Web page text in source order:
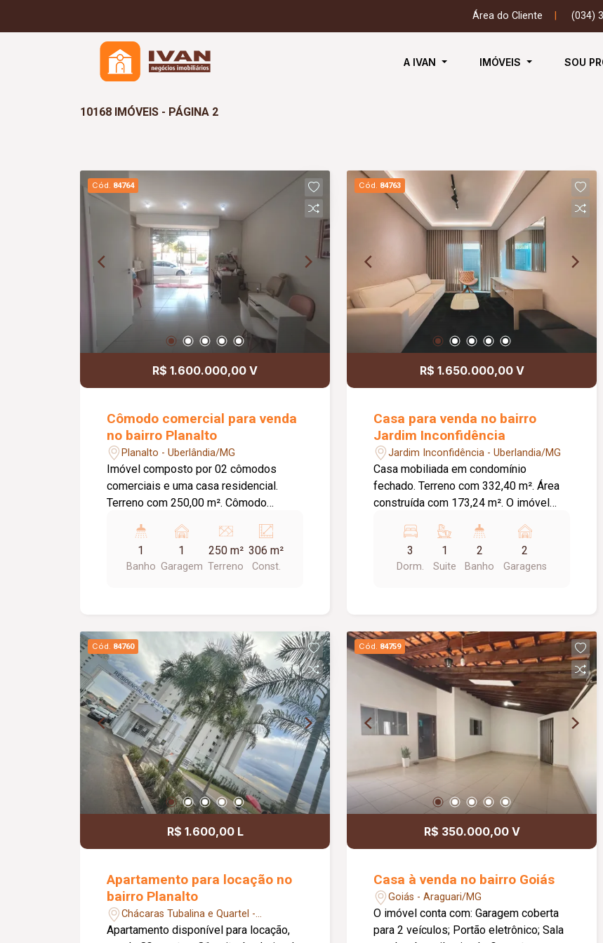
Área do Cliente (034)
A IVAN IMÓVEIS SOU
10168 IMÓVEIS - PÁGINA 2
Cód. 84764
R$ 1.600.000,00 V
Cômodo comercial para venda
no bairro Planalto
Planalto - Uberlândia/MG
Imóvel composto por 02 cômodos
comerciais e uma casa residencial.
Terreno com 250,00 m². Cômodo
piso; Porta de aço; Banheiro; Piso em
cerâmica; Aproximadamente 68,00 m²
de construção; Cômodo Comercial 02:
construção; Casa: 01 vaga de garagem;
Sala com pé-direito duplo; 03 quartos,
sendo 02 suítes; Banheiro social;
Cozinha; Lavanderia; Área gourmet com
churrasqueira; Piso em porcelanato;
Aproximadamente 170,00 m² de
construção; Diferenciais: Excelente
opção para quem busca unir moradia e
geração de renda; Imóvel com espaços
amplos e bem distribuídos.
1
Banho
1
Garagem
250 m²
Terreno
306 m²
Const.
Cód. 84763
R$ 1.650.000,00 V
Casa para venda no bairro
Jardim Inconfidência
Jardim Inconfidência - Uberlandia/MG
Casa mobiliada em condomínio
fechado. Terreno com 332,40 m². Área
construída com 173,24 m². O imóvel
com closet; Todos os quartos
climatizados; Sala de estar; Sala de TV;
Sala de jantar; Cozinha completa;
Diferenciais: Energia fotovoltaica; Será
vendida mobiliada, incluindo sofás,
mesa de jantar, tapetes, cozinha
equipada, geladeira, adega para vinhos
e área gourmet completa; Ambientes
amplos, modernos e planejados para
proporcionar conforto e praticidade. O
condomínio oferece: Segurança;
Estrutura completa de lazer; Excelente
oportunidade para quem busca morar
com qualidade de vida, conforto e
exclusividade em condomínio fechado.
3
Dorm.
1
Suite
2
Banho
2
Garagens
Cód. 84760
R$ 1.600,00 L
Apartamento para locação no
bairro Planalto
Chácaras Tubalina e Quartel -
Uberlândia/MG
Apartamento disponível para locação,
Cód. 84759
R$ 350.000,00 V
Casa à venda no bairro Goiás
Goiás - Araguari/MG
O imóvel conta com: Garagem coberta
para 2 veículos; Portão eletrônico; Sala